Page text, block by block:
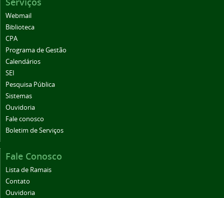
Webmail
Biblioteca
CPA
Programa de Gestão
Calendários
SEI
Pesquisa Pública
Sistemas
Ouvidoria
Fale conosco
Boletim de Serviços
Fale Conosco
Lista de Ramais
Contato
Ouvidoria